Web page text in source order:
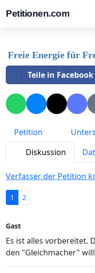
Petitionen.com
Freie Energie für
Teile in Facebook
Petition
Diskussion
Verfasser der Petition
1 2
Gast
Es ist alles vorbereitet.
den "Gleichmacher"